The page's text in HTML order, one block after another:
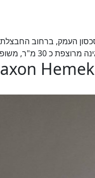
Hemek